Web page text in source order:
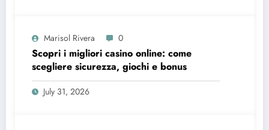
Marisol Rivera 0
Scopri i migliori casino online: come
scegliere sicurezza, giochi e bonus
July 31, 2026